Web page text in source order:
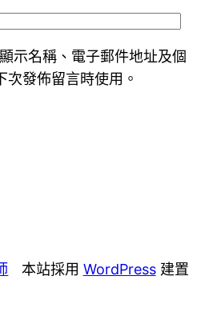
示名稱、電子郵件地址及個
次發佈留言時使用。
本站採用 WordPress建置